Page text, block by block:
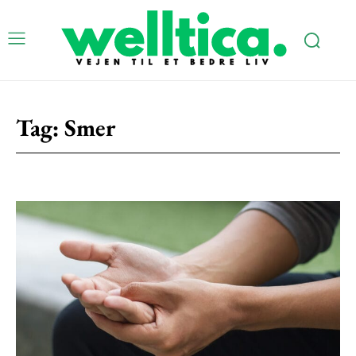
Subscription Plans
Free limited access
Gratis / forever
Etiam est nibh, lobortis sit
Tag: Smer